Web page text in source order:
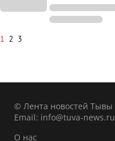
1 2 3
© Лента новостей Тывы
Email: info@tuva-news.ru
О нас